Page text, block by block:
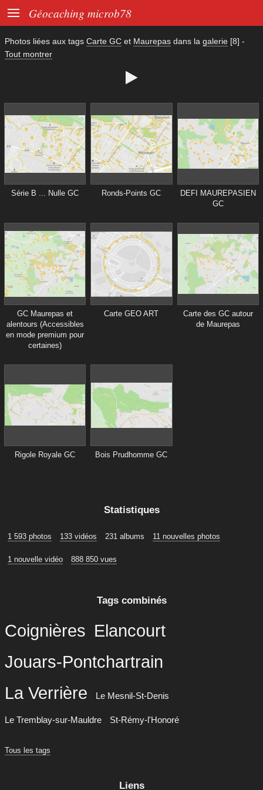
 Géocaching microb78
Photos liées aux tags Carte GC et Maurepas dans la galerie [8] -
Tout montrer

Série B ... Nulle GC Ronds-Points GC
DEFI MAUREPASIEN
GC
GC Maurepas et
alentours (Accessibles
en mode premium pour
certaines)
Carte GEO ART
Carte des GC autour
de Maurepas
Rigole Royale GC Bois Prudhomme GC
Statistiques
1 593 photos 133 vidéos 231 albums 11 nouvelles photos
1 nouvelle vidéo 888 850 vues
Tags combinés
Coignières Elancourt
Jouars-Pontchartrain
La Verrière
Le Mesnil-St-Denis
Le Tremblay-sur-Mauldre St-Rémy-l'Honoré
Tous les tags
Liens